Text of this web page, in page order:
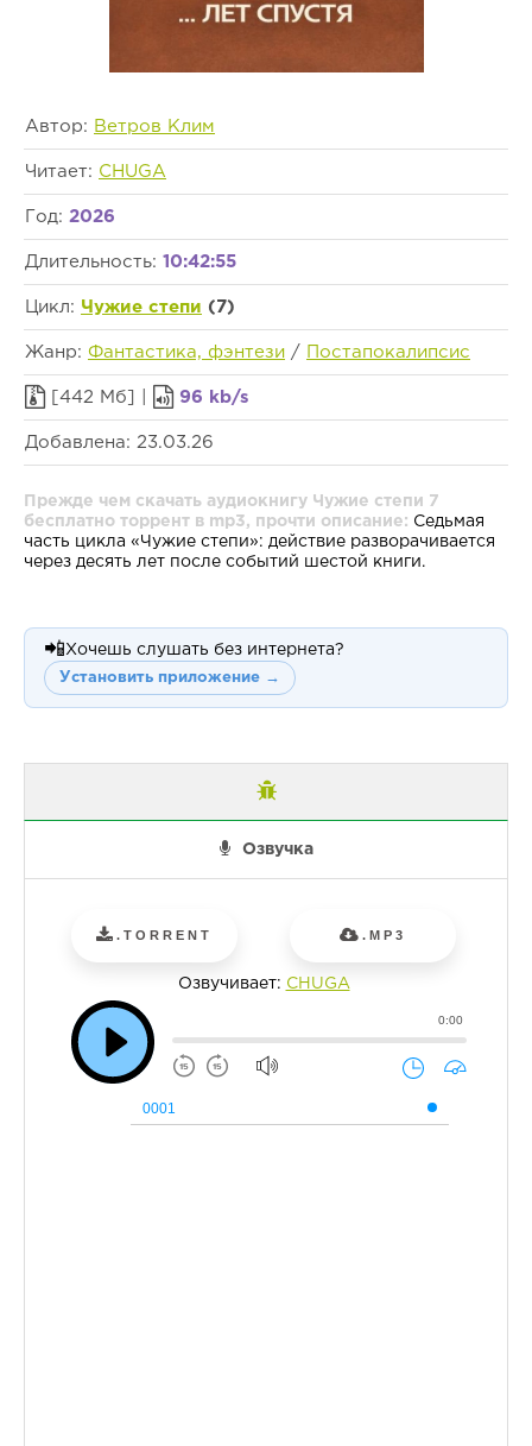
Автор: Ветров Клим
Читает: CHUGA
Год: 2026
Длительность: 10:42:55
Цикл: Чужие степи (7)
Жанр: Фантастика, фэнтези / Постапокалипсис
[442 Мб] | 96 kb/s
Добавлена: 23.03.26
Прежде чем скачать аудиокнигу Чужие степи 7
бесплатно торрент в mp3, прочти описание: Седьмая
часть цикла «Чужие степи»: действие разворачивается
через десять лет после событий шестой книги.
📲Хочешь слушать без интернета?
Установить приложение →
Озвучка
.TORRENT .MP3
Озвучивает: CHUGA
0:00
0001